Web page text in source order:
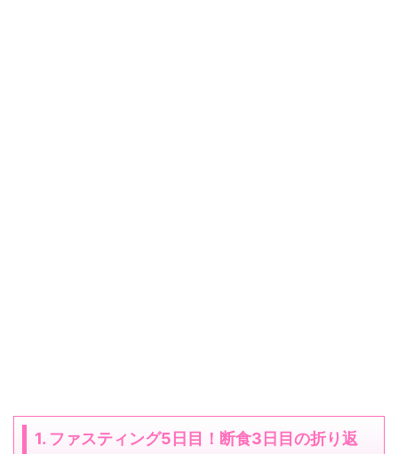
1. ファスティング5日目！断食3日目の折り返